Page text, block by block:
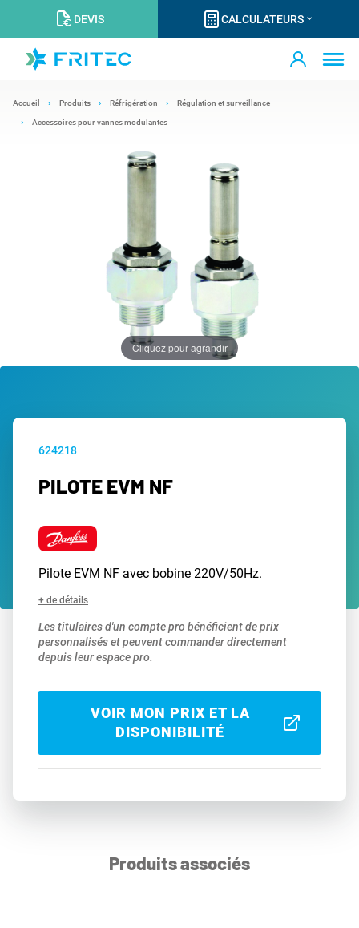
DEVIS CALCULATEURS
Accueil Produits Réfrigération Régulation et surveillance
Accessoires pour vannes modulantes
Cliquez pour agrandir
624218
PILOTE EVM NF
Pilote EVM NF avec bobine 220V/50Hz.
+ de détails
Les titulaires d'un compte pro bénéficient de prix
personnalisés et peuvent commander directement
depuis leur espace pro.
VOIR MON PRIX ET LA
DISPONIBILITÉ
Produits associés